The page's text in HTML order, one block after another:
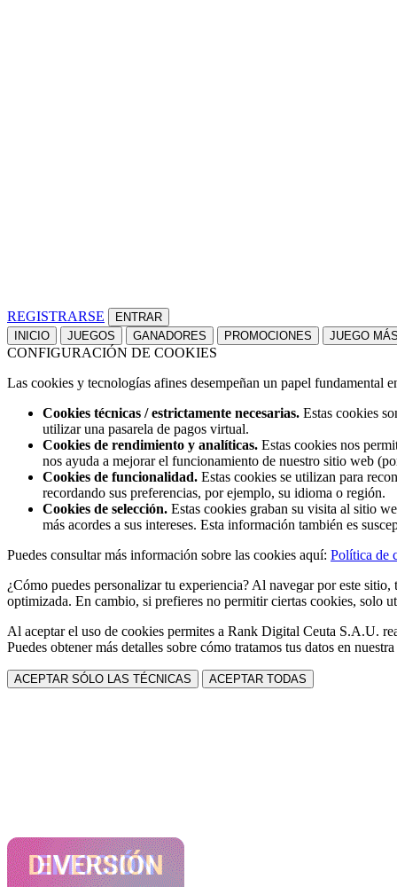
REGISTRARSE
INICIO JUEGOS GANADORES PROMOCIONES JUEGO
CONFIGURACIÓN DE COOKIES
Las cookies y tecnologías afines desempeñan un papel fundamental
Cookies técnicas / estrictamente necesarias. Estas cookies
utilizar una pasarela de pagos virtual.
Cookies de rendimiento y analíticas. Estas cookies nos
nos ayuda a mejorar el funcionamiento de nuestro sitio web
Cookies de funcionalidad. Estas cookies se utilizan para
recordando sus preferencias, por ejemplo, su idioma o región.
Cookies de selección. Estas cookies graban su visita al sitio
más acordes a sus intereses. Esta información también es
Puedes consultar más información sobre las cookies aquí: Política de
¿Cómo puedes personalizar tu experiencia? Al navegar por este
optimizada. En cambio, si prefieres no permitir ciertas cookies, solo
Al aceptar el uso de cookies permites a Rank Digital Ceuta S.A.U.
Puedes obtener más detalles sobre cómo tratamos tus datos en nuestra
ACEPTAR SÓLO LAS TÉCNICAS ACEPTAR TODAS